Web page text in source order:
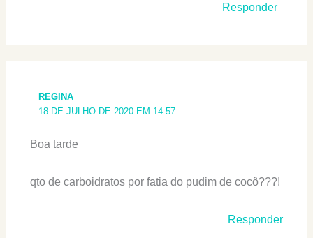
Responder
REGINA
18 DE JULHO DE 2020 EM 14:57
Boa tarde
qto de carboidratos por fatia do pudim de cocô???!
Responder